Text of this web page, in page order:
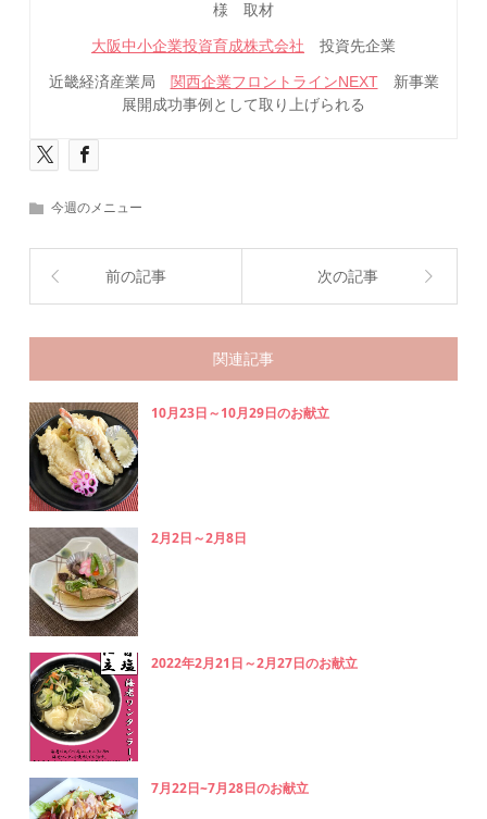
様 取材
大阪中小企業投資育成株式会社 投資先企業
近畿経済産業局 関西企業フロントラインNEXT新事業
展開成功事例として取り上げられる
今週のメニュー
前の記事 次の記事
関連記事
10月23日～10月29日のお献立
2月2日～2月8日
2022年2月21日～2月27日のお献立
7月22日~7月28日のお献立